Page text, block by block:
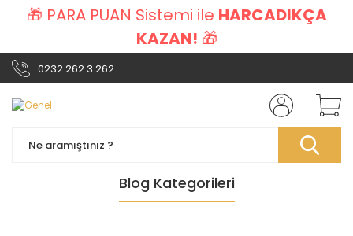
🎁 PARA PUAN Sistemi ile HARCADIKÇA
KAZAN! 🎁
0232 262 3 262
Blog Kategorileri